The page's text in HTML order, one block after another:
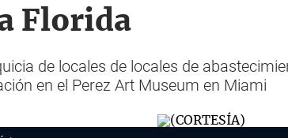
Florida
de locales de locales de
en el Perez Art Museum en Miami